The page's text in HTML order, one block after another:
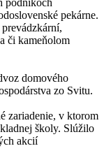
pekárne.
či kameňolom
domového
zo Svitu.
zariadenie, v ktorom
školy. Slúžilo
akcií